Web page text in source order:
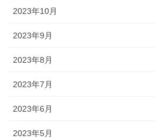
2023年10月
2023年9月
2023年8月
2023年7月
2023年6月
2023年5月